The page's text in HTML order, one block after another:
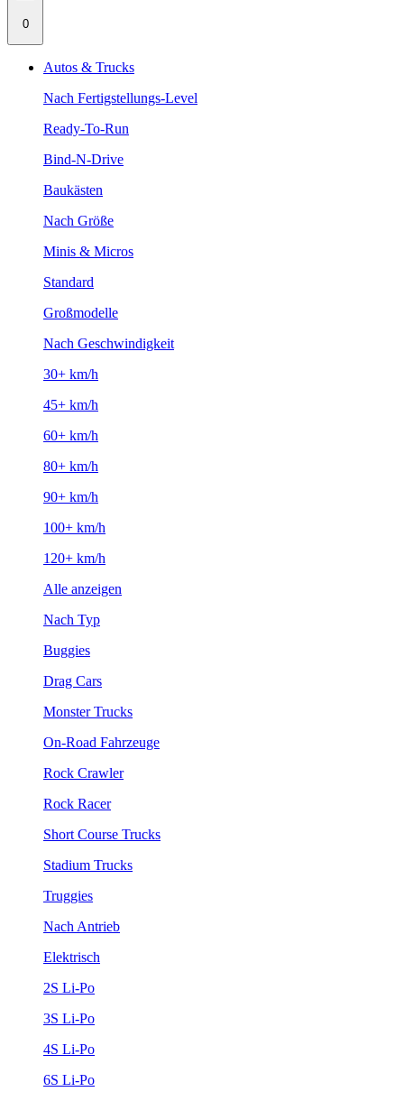
0
Autos & Trucks
Nach Fertigstellungs-Level
Ready-To-Run
Bind-N-Drive
Baukästen
Nach Größe
Minis & Micros
Standard
Großmodelle
Nach Geschwindigkeit
30+ km/h
45+ km/h
60+ km/h
80+ km/h
90+ km/h
100+ km/h
120+ km/h
Alle anzeigen
Nach Typ
Buggies
Drag Cars
Monster Trucks
On-Road Fahrzeuge
Rock Crawler
Rock Racer
Short Course Trucks
Stadium Trucks
Truggies
Nach Antrieb
Elektrisch
2S Li-Po
3S Li-Po
4S Li-Po
6S Li-Po